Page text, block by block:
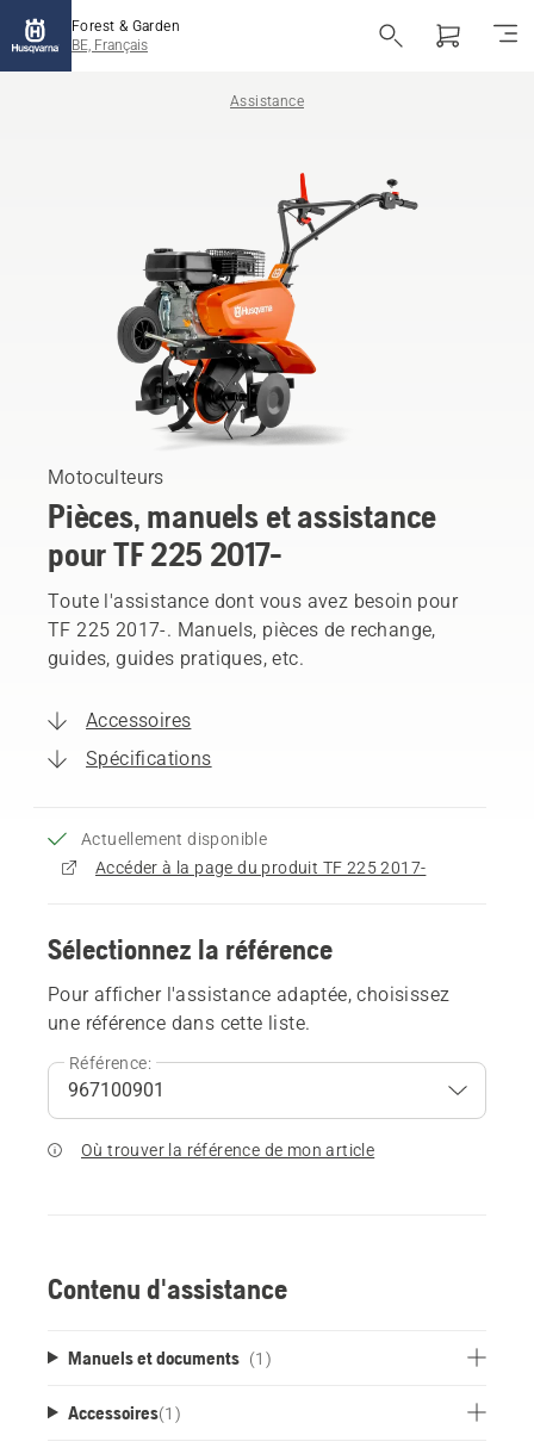
Forest & Garden
BE, Français
Assistance
Motoculteurs
Pièces, manuels et assistance
pour TF 225 2017-
Toute l'assistance dont vous avez besoin pour
TF 225 2017-. Manuels, pièces de rechange,
guides, guides pratiques, etc.
Accessoires
Spécifications
Actuellement disponible
Accéder à la page du produit TF 225 2017-
Sélectionnez la référence
Pour afficher l'assistance adaptée, choisissez
une référence dans cette liste.
Référence:
Où trouver la référence de mon article
Contenu d'assistance
Manuels et documents (1)
Accessoires(1 )